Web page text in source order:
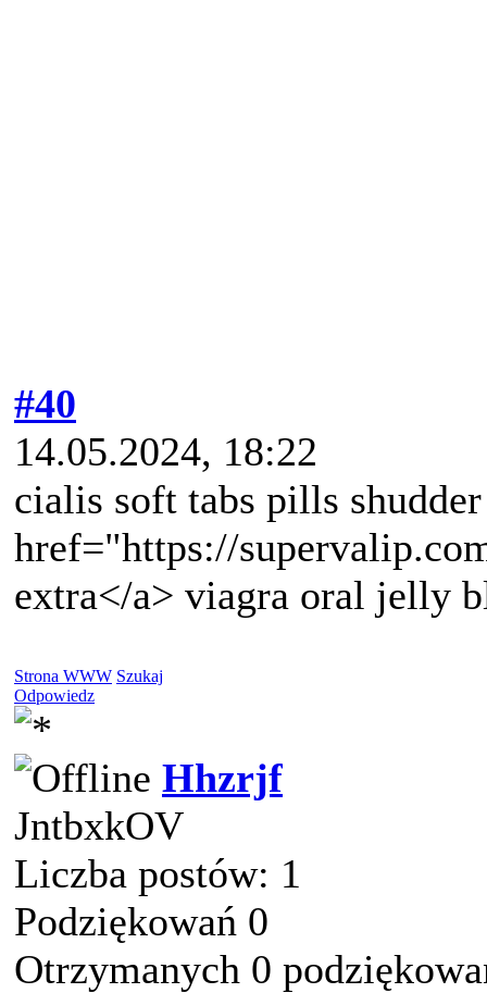
#40
14.05.2024, 18:22
cialis soft tabs pills
href="https://
extra</a> viagra oral jelly
Strona WWW Szukaj
Odpowiedz
Hhzrjf
JntbxkOV
Liczba postów: 1
Podziękowań 0
Otrzymanych 0